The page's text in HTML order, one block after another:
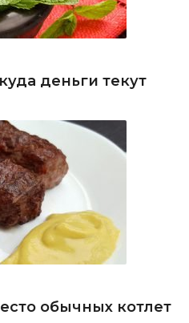
деньги текут
обычных котлет